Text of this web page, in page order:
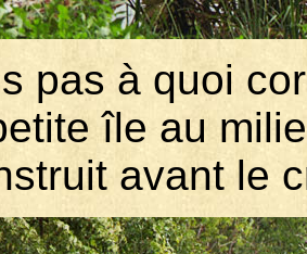
pas à quoi
île au
avant le